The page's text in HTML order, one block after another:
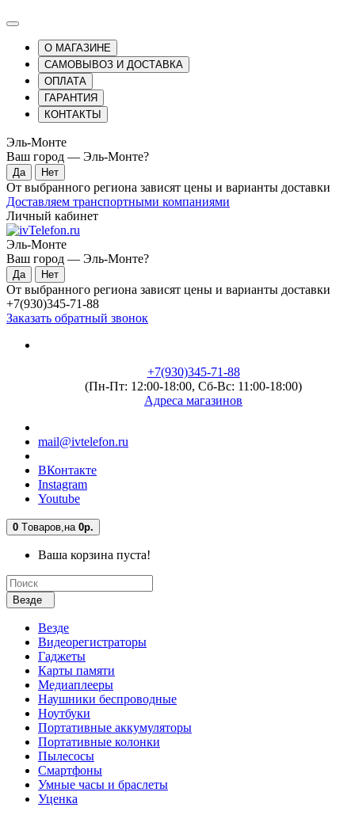
О МАГАЗИНЕ
САМОВЫВОЗ И ДОСТАВКА
ОПЛАТА
ГАРАНТИЯ
КОНТАКТЫ
Эль-Монте
Ваш город — Эль-Монте?
От выбранного региона зависят цены и варианты доставки
Доставляем транспортными компаниями
Личный кабинет
Эль-Монте
Ваш город — Эль-Монте?
От выбранного региона зависят цены и варианты доставки
+7(930)345-71-88
Заказать обратный звонок
+7(930)345-71-88
(Пн-Пт: 12:00-18:00, Сб-Вс: 11:00-18:00)
Адреса магазинов
mail@ivtelefon.ru
ВКонтакте
Instagram
Youtube
0 Tоваров,на 0р.
Ваша корзина пуста!
Везде
Везде
Видеорегистраторы
Гаджеты
Карты памяти
Медиаплееры
Наушники беспроводные
Ноутбуки
Портативные аккумуляторы
Портативные колонки
Пылесосы
Смартфоны
Умные часы и браслеты
Уценка